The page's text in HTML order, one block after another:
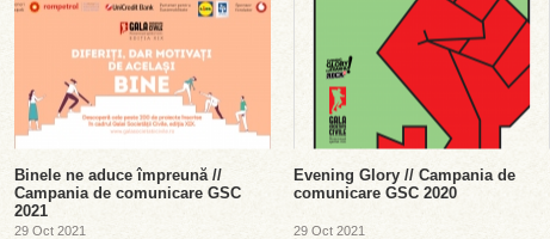
Binele ne aduce împreună //
Campania de comunicare GSC
2021
29 Oct 2021
Evening Glory // Campania de
comunicare GSC 2020
29 Oct 2021